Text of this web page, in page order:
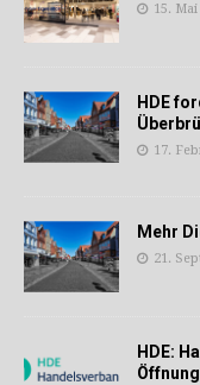
15. Mai
HDE
17.
Mehr
21.
HDE: